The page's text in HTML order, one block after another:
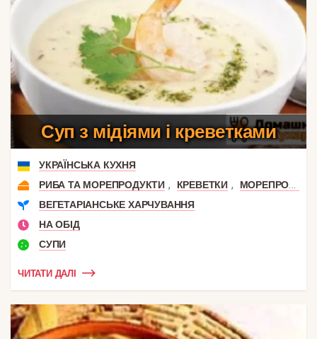
Суп з мідіями і креветками
УКРАЇНСЬКА КУХНЯ
РИБА ТА МОРЕПРОДУКТИ , КРЕВЕТКИ ,
МОРЕПРОДУКТИ
ВЕГЕТАРІАНСЬКЕ ХАРЧУВАННЯ
НА ОБІД
СУПИ
ЧИТАТИ ДАЛІ